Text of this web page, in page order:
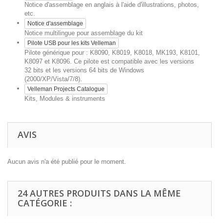
Notice d'assemblage en anglais à l'aide d'illustrations, photos,
etc.
Notice d'assemblage
Notice multilingue pour assemblage du kit
Pilote USB pour les kits Velleman
Pilote générique pour : K8090, K8019, K8018, MK193, K8101,
K8097 et K8096. Ce pilote est compatible avec les versions
32 bits et les versions 64 bits de Windows
(2000/XP/Vista/7/8).
Velleman Projects Catalogue
Kits, Modules & instruments
AVIS
Aucun avis n'a été publié pour le moment.
24 AUTRES PRODUITS DANS LA MÊME
CATÉGORIE :